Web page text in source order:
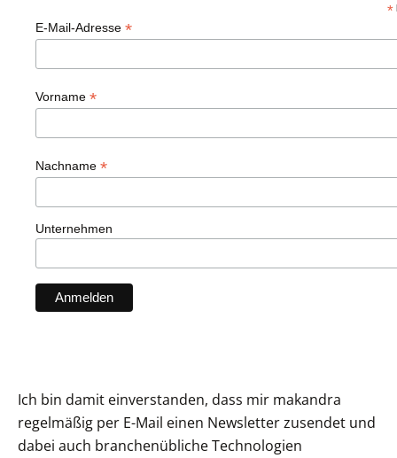
*
E-Mail-Adresse *
Vorname *
Nachname *
Unternehmen
Ich bin damit einverstanden, dass mir makandra
regelmäßig per E-Mail einen Newsletter zusendet und
dabei auch branchenübliche Technologien